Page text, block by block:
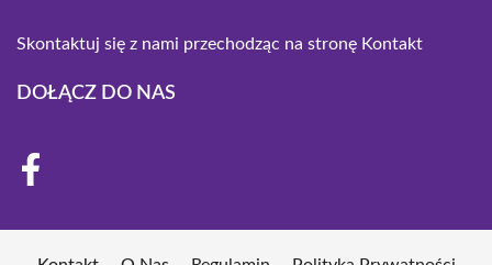
Skontaktuj się z nami przechodząc na stronę Kontakt
DOŁĄCZ DO NAS